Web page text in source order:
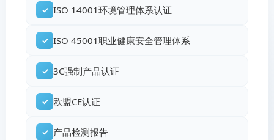
✓ ISO 14001环境管理体系认证
✓ ISO 45001职业健康安全管理体系
✓ 3C强制产品认证
✓ 欧盟CE认证
✓ 产品检测报告